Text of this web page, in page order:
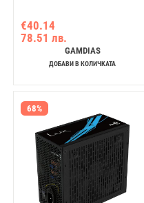
€40.14
78.51 лв.
GAMDIAS
ДОБАВИ В КОЛИЧКАТА
68%